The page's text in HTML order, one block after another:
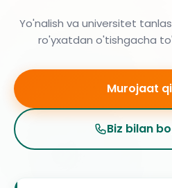
Yo'nalish va universitet
ro'yxatdan o'tishgacha
Murojaat
Biz bilan